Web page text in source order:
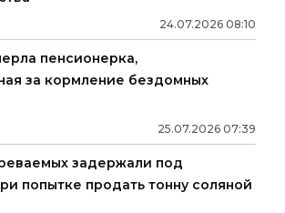
24.07.2026 08:10
пенсионерка,
за кормление бездомных
25.07.2026 07:39
задержали под
попытке продать тонну соляной